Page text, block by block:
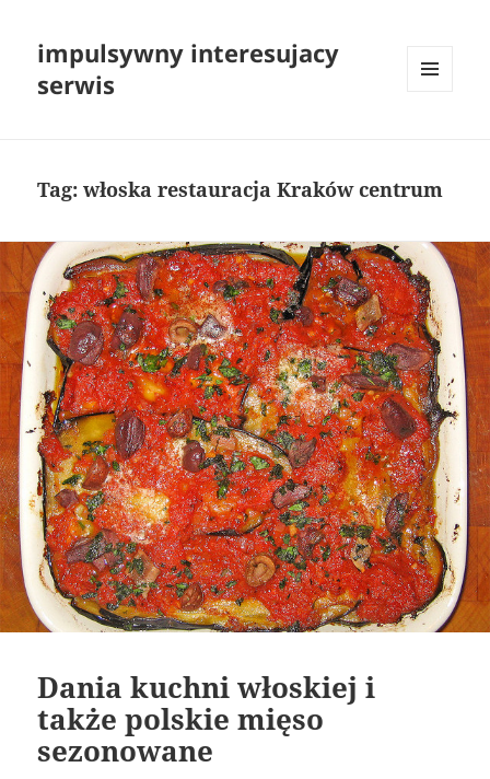
impulsywny interesujacy
serwis
Tag:włoska restauracja Kraków centrum
Dania kuchni włoskiej i
także polskie mięso
sezonowane